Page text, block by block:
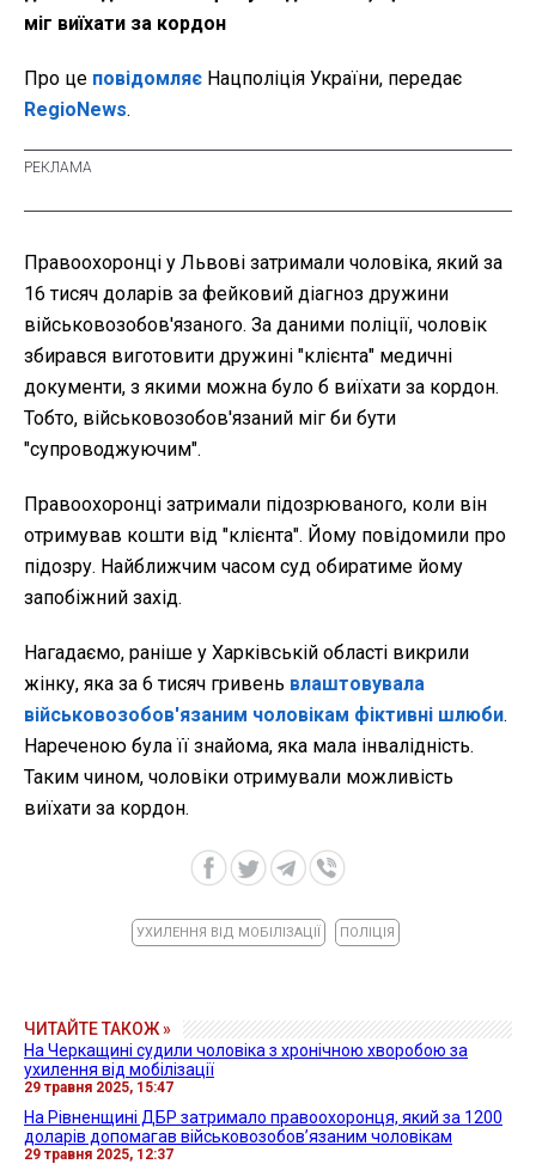
міг виїхати за кордон
Про це повідомляє Нацполіція України, передає
RegioNews.
Правоохоронці у Львові затримали чоловіка, який за
16 тисяч доларів за фейковий діагноз дружини
військовозобов'язаного. За даними поліції, чоловік
збирався виготовити дружині "клієнта" медичні
документи, з якими можна було б виїхати за кордон.
Тобто, військовозобов'язаний міг би бути
"супроводжуючим".
Правоохоронці затримали підозрюваного, коли він
отримував кошти від "клієнта". Йому повідомили про
підозру. Найближчим часом суд обиратиме йому
запобіжний захід.
Нагадаємо, раніше у Харківській області викрили
жінку, яка за 6 тисяч гривень влаштовувала
військовозобов'язаним чоловікам фіктивні шлюби.
Нареченою була її знайома, яка мала інвалідність.
Таким чином, чоловіки отримували можливість
виїхати за кордон.
УХИЛЕННЯ ВІД МОБІЛІЗАЦІЇ ПОЛІЦІЯ
ЧИТАЙТЕ ТАКОЖ »
На Черкащині судили чоловіка з хронічною хворобою за
ухилення від мобілізації
29 травня 2025, 15:47
На Рівненщині ДБР затримало правоохоронця, який за 1200
доларів допомагав військовозобов’язаним чоловікам
29 травня 2025, 12:37